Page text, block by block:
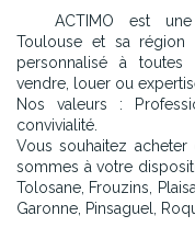
ACTIMO est
Toulouse et sa
personnalisé à
vendre, louer ou
Nos valeurs :
convivialité.
Vous souhaitez
sommes à votre
Tolosane, Frouzins,
Garonne, Pinsaguel,